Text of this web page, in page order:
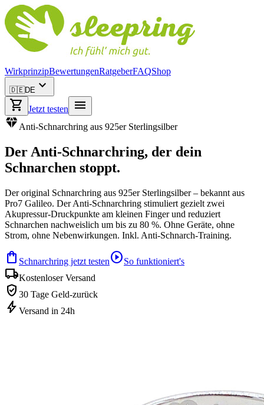
WirkprinzipBewertungenRatgeberFAQShop
🇩🇪DE expand_more
shopping_cart
Jetzt testen
menu
diamondAnti-Schnarchring aus 925er Sterlingsilber
Der Anti-Schnarchring, der dein
Schnarchen stoppt.
Der original Schnarchring aus 925er Sterlingsilber – bekannt aus
Pro7 Galileo. Der Anti-Schnarchring stimuliert gezielt zwei
Akupressur-Druckpunkte am kleinen Finger und reduziert
Schnarchen nachweislich um bis zu 80 %. Ohne Geräte, ohne
Strom, ohne Nebenwirkungen. Inkl. Anti-Schnarch-Training.
shopping_bag Schnarchring jetzt testenplay_circleSo funktioniert's
local_shippingKostenloser Versand
verified_user 30 Tage Geld-zurück
bolt Versand in 24h